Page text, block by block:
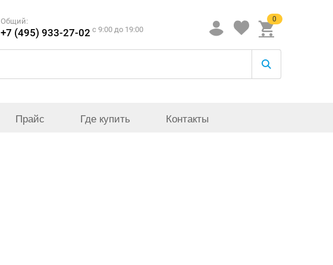
Общий:
+7 (495) 933-27-02 c 9:00 до 19:00
0
Прайс Где купить Контакты